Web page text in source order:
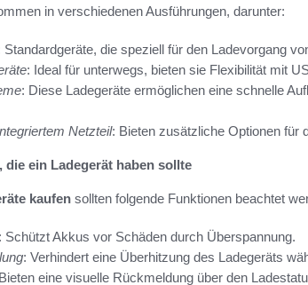
in verschiedenen Ausführungen, darunter:
Standardgeräte, die speziell für den Ladevorgang
: Ideal für unterwegs, bieten sie Flexibilität mit
: Diese Ladegeräte ermöglichen eine schnelle
Netzteil: Bieten zusätzliche Optionen für
ein Ladegerät haben sollte
kaufen sollten folgende Funktionen beachtet
: Schützt Akkus vor Schäden durch Überspannung.
: Verhindert eine Überhitzung des Ladegeräts
eine visuelle Rückmeldung über den